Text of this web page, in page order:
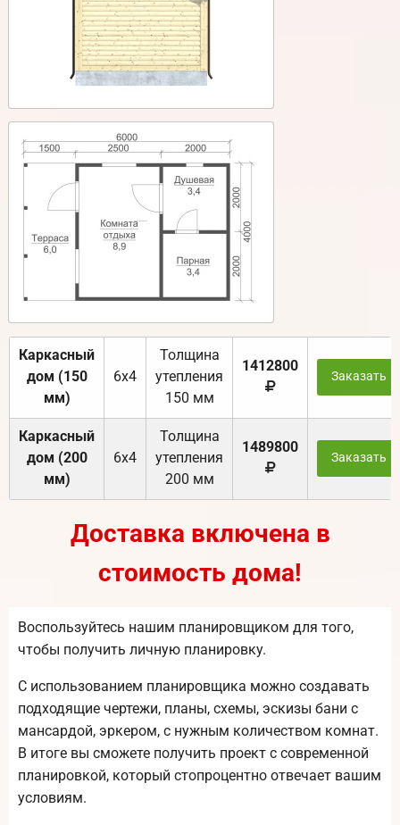
Каркасный
дом (150
мм)
6х4
Толщина
утепления
150 мм
1412800
Заказать
Каркасный
дом (200
мм)
6х4
Толщина
утепления
200 мм
1489800
Заказать
Доставка включена в
стоимость дома!
Воспользуйтесь нашим планировщиком для того,
чтобы получить личную планировку.
С использованием планировщика можно создавать
подходящие чертежи, планы, схемы, эскизы бани с
мансардой, эркером, с нужным количеством комнат.
В итоге вы сможете получить проект с современной
планировкой, который стопроцентно отвечает вашим
условиям.